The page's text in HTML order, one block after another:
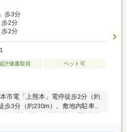
歩3分
2分
2分
評価書取得
ペット可
市電「上熊本」電停徒歩2分（約
歩3分（約230m）。敷地内駐車場